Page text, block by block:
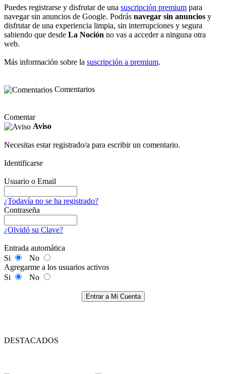
Puedes registrarse y disfrutar de una suscripción premium para
navegar sin anuncios de Google. Podrás navegar sin anuncios y
disfrutar de una experiencia limpia, sin interrupciones y segura
sabiendo que desde La Noción no vas a acceder a ninguna otra
web.
Más información sobre la suscripción a premium.
Comentarios
Comentar
Aviso
Necesitas estar registrado/a para escribir un comentario.
Identificarse
Usuario o Email
¿Todavía no se ha registrado?
Contraseña
¿Olvidó su Clave?
Entrada automática
Si
No
Agregarme a los usuarios activos
Si
No
Entrar a Mi Cuenta
DESTACADOS